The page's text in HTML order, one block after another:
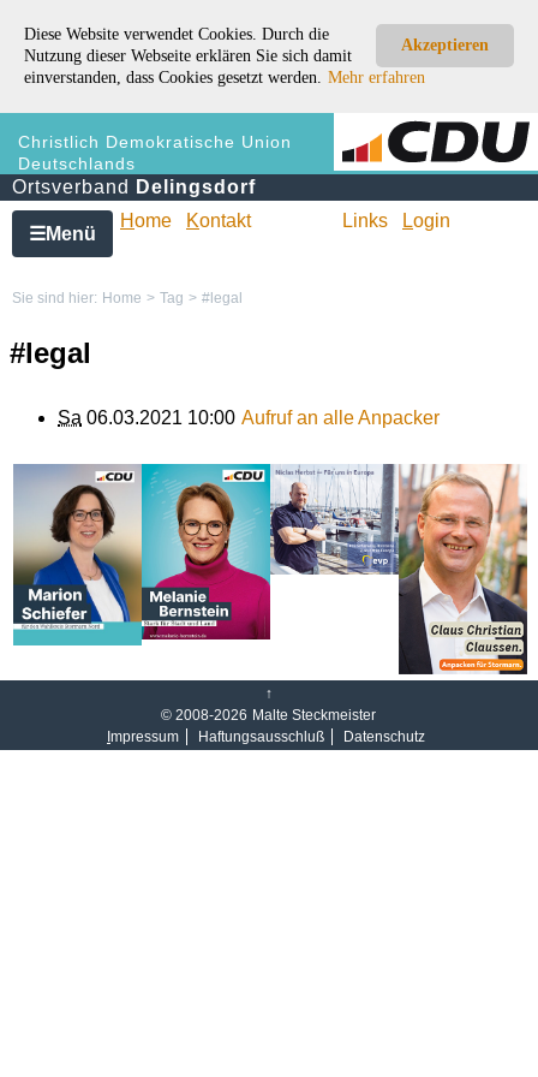
Akzeptieren
Diese Website verwendet Cookies. Durch die
Nutzung dieser Webseite erklären Sie sich damit
einverstanden, dass Cookies gesetzt werden. Mehr erfahren
Christlich Demokratische Union
Deutschlands
Ortsverband Delingsdorf
☰Menü
Home Kontakt Links Login
Sie sind hier: Home > Tag > #legal
#legal
Sa 06.03.2021 10:00 Aufruf an alle Anpacker
↑
© 2008-2026 Malte Steckmeister
Impressum Haftungsausschluß Datenschutz